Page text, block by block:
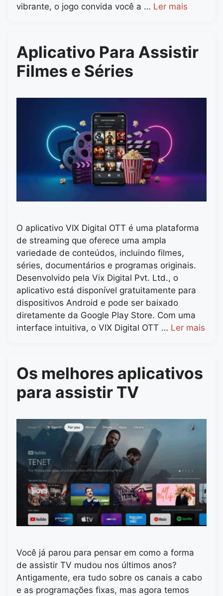
vibrante, o jogo convida você a … Ler mais
Aplicativo Para Assistir
Filmes e Séries
O aplicativo VIX Digital OTT é uma plataforma
de streaming que oferece uma ampla
variedade de conteúdos, incluindo filmes,
séries, documentários e programas originais.
Desenvolvido pela Vix Digital Pvt. Ltd., o
aplicativo está disponível gratuitamente para
dispositivos Android e pode ser baixado
diretamente da Google Play Store. Com uma
interface intuitiva, o VIX Digital OTT … Ler mais
Os melhores aplicativos
para assistir TV
Você já parou para pensar em como a forma
de assistir TV mudou nos últimos anos?
Antigamente, era tudo sobre os canais a cabo
e as programações fixas, mas agora temos